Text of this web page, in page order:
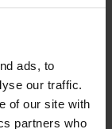
ads, to
our traffic.
of our site with
partners who